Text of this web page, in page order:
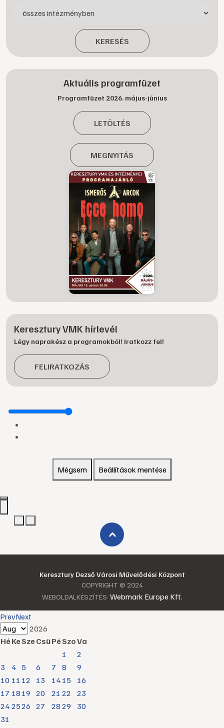
KERESÉS
Aktuális programfüzet
Programfüzet 2026. május-június
LETÖLTÉS
MEGNYITÁS
Keresztury VMK hírlevél
Légy naprakész a programokból! Iratkozz fel!
FELIRATKOZÁS
Mégsem Beállítások mentése
›
Keresztury Dezső Városi Művelődési Központ
COPYRIGHT © 2024
WEBOLDALKÉSZÍTÉS: Webmark Europe Kft.
PrevNext
2026
HéKeSzeCsüPéSzoVa
1
2
3
4 5 6 7 8
9
10 11 12 13 14 15
16
17 18 19 20 21 22
23
24 2526 27 28 29
30
31